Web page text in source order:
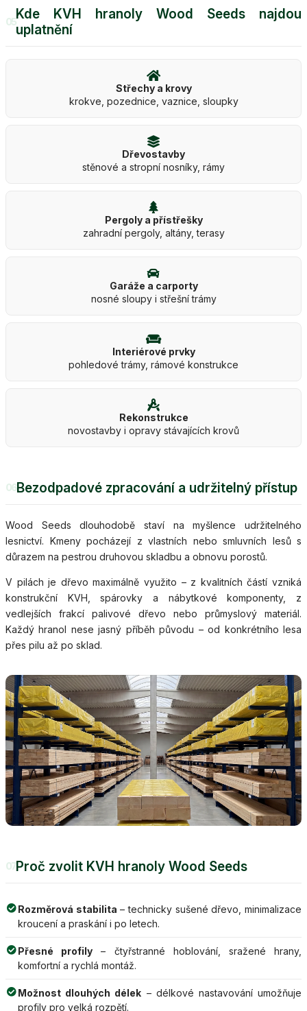
05Kde KVH hranoly Wood Seeds najdou
uplatnění
Střechy a krovy
krokve, pozednice, vaznice, sloupky
Dřevostavby
stěnové a stropní nosníky, rámy
Pergoly a přístřešky
zahradní pergoly, altány, terasy
Garáže a carporty
nosné sloupy i střešní trámy
Interiérové prvky
pohledové trámy, rámové konstrukce
Rekonstrukce
novostavby i opravy stávajících krovů
06Bezodpadové zpracování a udržitelný přístup
Wood Seeds dlouhodobě staví na myšlence udržitelného
lesnictví. Kmeny pocházejí z vlastních nebo smluvních lesů s
důrazem na pestrou druhovou skladbu a obnovu porostů.
V pilách je dřevo maximálně využito – z kvalitních částí vzniká
konstrukční KVH, spárovky a nábytkové komponenty, z
vedlejších frakcí palivové dřevo nebo průmyslový materiál.
Každý hranol nese jasný příběh původu – od konkrétního lesa
přes pilu až po sklad.
07Proč zvolit KVH hranoly Wood Seeds
Rozměrová stabilita – technicky sušené dřevo, minimalizace
kroucení a praskání i po letech.
Přesné profily – čtyřstranné hoblování, sražené hrany,
komfortní a rychlá montáž.
Možnost dlouhých délek – délkové nastavování umožňuje
profily pro velká rozpětí.